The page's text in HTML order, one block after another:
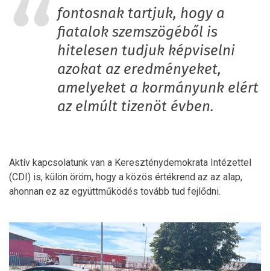
fontosnak tartjuk, hogy a
fiatalok szemszögéből is
hitelesen tudjuk képviselni
azokat az eredményeket,
amelyeket a kormányunk elért
az elmúlt tizenöt évben.
Aktív kapcsolatunk van a Kereszténydemokrata Intézettel
(CDI) is, külön öröm, hogy a közös értékrend az az alap,
ahonnan ez az együttműködés tovább tud fejlődni.